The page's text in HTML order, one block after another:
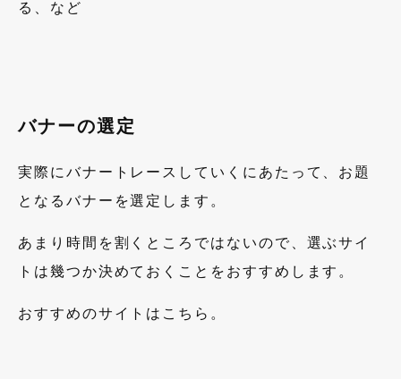
る、など
バナーの選定
実際にバナートレースしていくにあたって、お題
となるバナーを選定します。
あまり時間を割くところではないので、選ぶサイ
トは幾つか決めておくことをおすすめします。
おすすめのサイトはこちら。